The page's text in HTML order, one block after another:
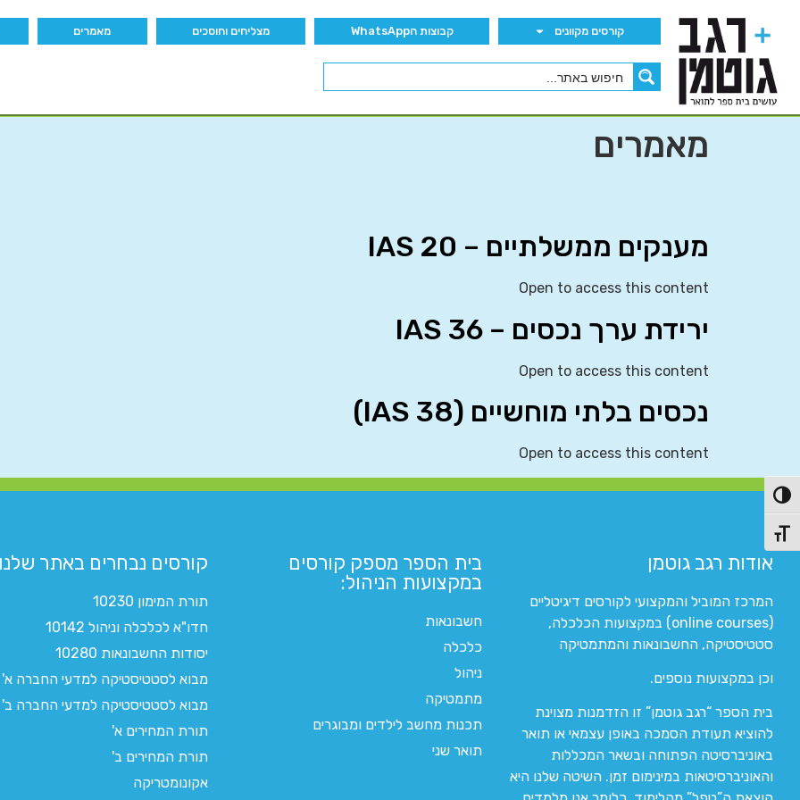
הפעל/כבה ניגודיות גבוהה
מתג גודל גופן
קורסים מקוונים קבוצות הWhatsApp מצליחים וחוסכים מאמרים
מאמרים
מענקים ממשלתיים – IAS 20
Open to access this content
ירידת ערך נכסים – IAS 36
Open to access this content
נכסים בלתי מוחשיים (IAS 38)
Open to access this content
אודות רגב גוטמן
המרכז המוביל והמקצועי לקורסים דיגיטליים
(online courses) במקצועות הכלכלה,
סטטיסטיקה, החשבונאות והמתמטיקה
וכן במקצועות נוספים.
בית הספר “רגב גוטמן” זו הזדמנות מצוינת
להוציא תעודת הסמכה באופן עצמאי או תואר
באוניברסיטה הפתוחה ובשאר המכללות
והאוניברסיטאות במינימום זמן. השיטה שלנו היא
בית הספר מספק קורסים
במקצועות הניהול:
חשבונאות
כלכלה
ניהול
מתמטיקה
תכנות מחשב לילדים ומבוגרים
תואר שני
קורסים נבחרים באתר
תורת המימון 10230
חדו"א לכלכלה וניהול 10142
יסודות החשבונאות 10280
מבוא לסטטיסטיקה למדעי החברה א'
מבוא לסטטיסטיקה למדעי החברה ב'
תורת המחירים א'
תורת המחירים ב'
אקונומטריקה